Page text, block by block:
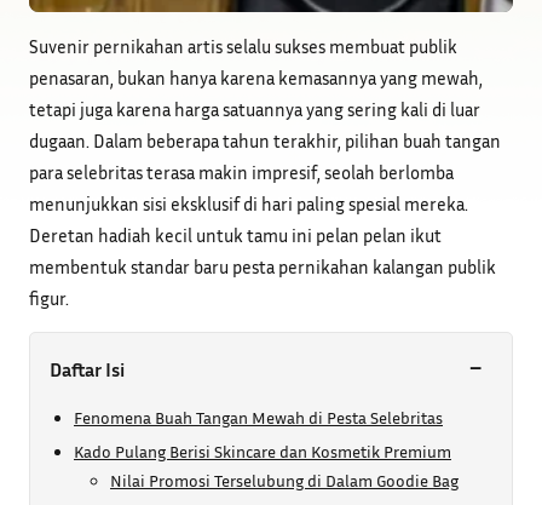
Suvenir pernikahan artis selalu sukses membuat publik
penasaran, bukan hanya karena kemasannya yang mewah,
tetapi juga karena harga satuannya yang sering kali di luar
dugaan. Dalam beberapa tahun terakhir, pilihan buah tangan
para selebritas terasa makin impresif, seolah berlomba
menunjukkan sisi eksklusif di hari paling spesial mereka.
Deretan hadiah kecil untuk tamu ini pelan pelan ikut
membentuk standar baru pesta pernikahan kalangan publik
figur.
Daftar Isi −
Fenomena Buah Tangan Mewah di Pesta Selebritas
Kado Pulang Berisi Skincare dan Kosmetik Premium
Nilai Promosi Terselubung di Dalam Goodie Bag